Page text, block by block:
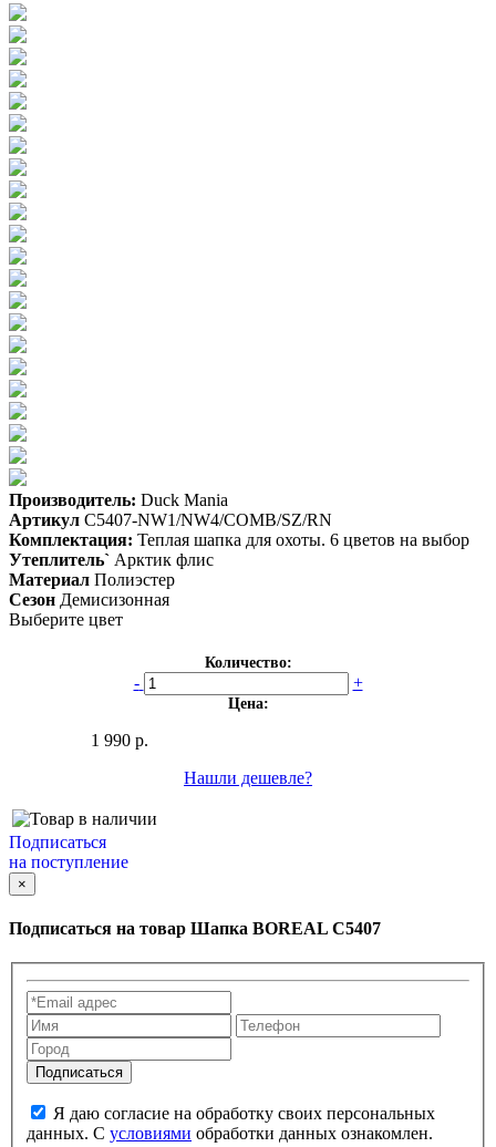
Производитель: Duck Mania
Артикул C5407-NW1/NW4/COMB/SZ/RN
Комплектация: Теплая шапка для охоты. 6 цветов на выбор
Утеплитель` Арктик флис
Материал Полиэстер
Сезон Демисизонная
Выберите цвет
Количество:
- +
Цена:
1 990 р.
Нашли дешевле?
Подписаться
на поступление
×
Подписаться на товар Шапка BOREAL С5407
данных. С условиями обработки данных ознакомлен.